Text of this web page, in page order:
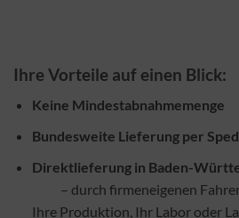
Ihre Vorteile auf einen Blick:
Keine Mindestabnahmemenge
Bundesweite Lieferung per
Direktlieferung in Baden-
– durch firmeneigenen
Ihre Produktion, Ihr Labor oder